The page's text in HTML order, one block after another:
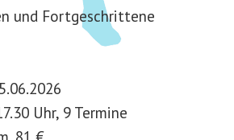
und Fortgeschrittene
Uhr, 9 Termine